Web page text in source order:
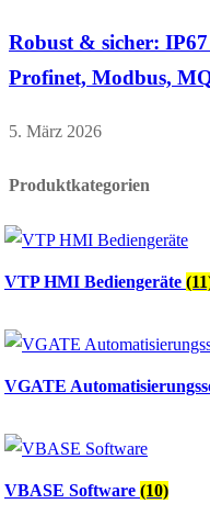
Robust & sicher:
Profinet, Modbus,
5. März 2026
Produktkategorien
VTP HMI Bediengeräte
VGATE
VBASE Software (10)